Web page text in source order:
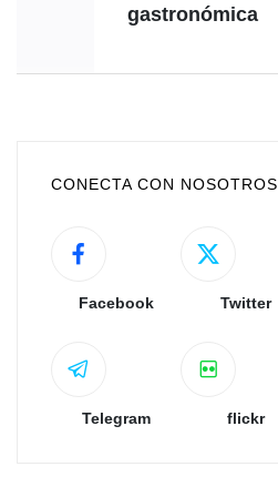
gastronómica
CONECTA CON NOSOTROS
Facebook Twitter
Telegram flickr